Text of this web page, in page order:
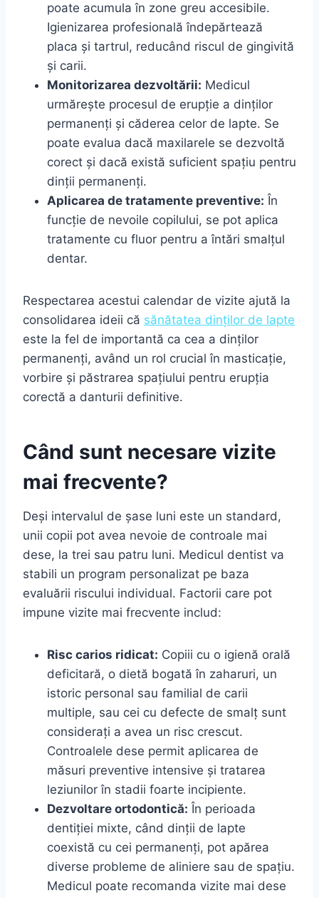
poate acumula în zone greu accesibile.
Igienizarea profesională îndepărtează
placa și tartrul, reducând riscul de gingivită
și carii.
Monitorizarea dezvoltării: Medicul
urmărește procesul de erupție a dinților
permanenți și căderea celor de lapte. Se
poate evalua dacă maxilarele se dezvoltă
corect și dacă există suficient spațiu pentru
dinții permanenți.
Aplicarea de tratamente preventive: În
funcție de nevoile copilului, se pot aplica
tratamente cu fluor pentru a întări smalțul
dentar.
Respectarea acestui calendar de vizite ajută la
consolidarea ideii că sănătatea dinților de lapte
este la fel de importantă ca cea a dinților
permanenți, având un rol crucial în masticație,
vorbire și păstrarea spațiului pentru erupția
corectă a danturii definitive.
Când sunt necesare vizite
mai frecvente?
Deși intervalul de șase luni este un standard,
unii copii pot avea nevoie de controale mai
dese, la trei sau patru luni. Medicul dentist va
stabili un program personalizat pe baza
evaluării riscului individual. Factorii care pot
impune vizite mai frecvente includ:
Risc carios ridicat: Copiii cu o igienă orală
deficitară, o dietă bogată în zaharuri, un
istoric personal sau familial de carii
multiple, sau cei cu defecte de smalț sunt
considerați a avea un risc crescut.
Controalele dese permit aplicarea de
măsuri preventive intensive și tratarea
leziunilor în stadii foarte incipiente.
Dezvoltare ortodontică: În perioada
dentiției mixte, când dinții de lapte
coexistă cu cei permanenți, pot apărea
diverse probleme de aliniere sau de spațiu.
Medicul poate recomanda vizite mai dese